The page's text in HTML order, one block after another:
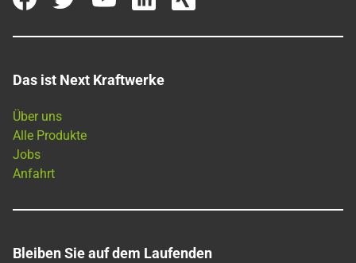
Das ist Next Kraftwerke
Über uns
Alle Produkte
Jobs
Anfahrt
Bleiben Sie auf dem Laufenden